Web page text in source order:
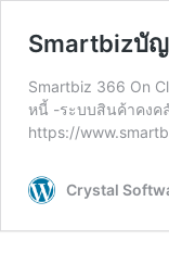
Smartbizบั
Smartbiz 366 On
หนี้ -ระบบสินค้าคงค
https://
Crystal